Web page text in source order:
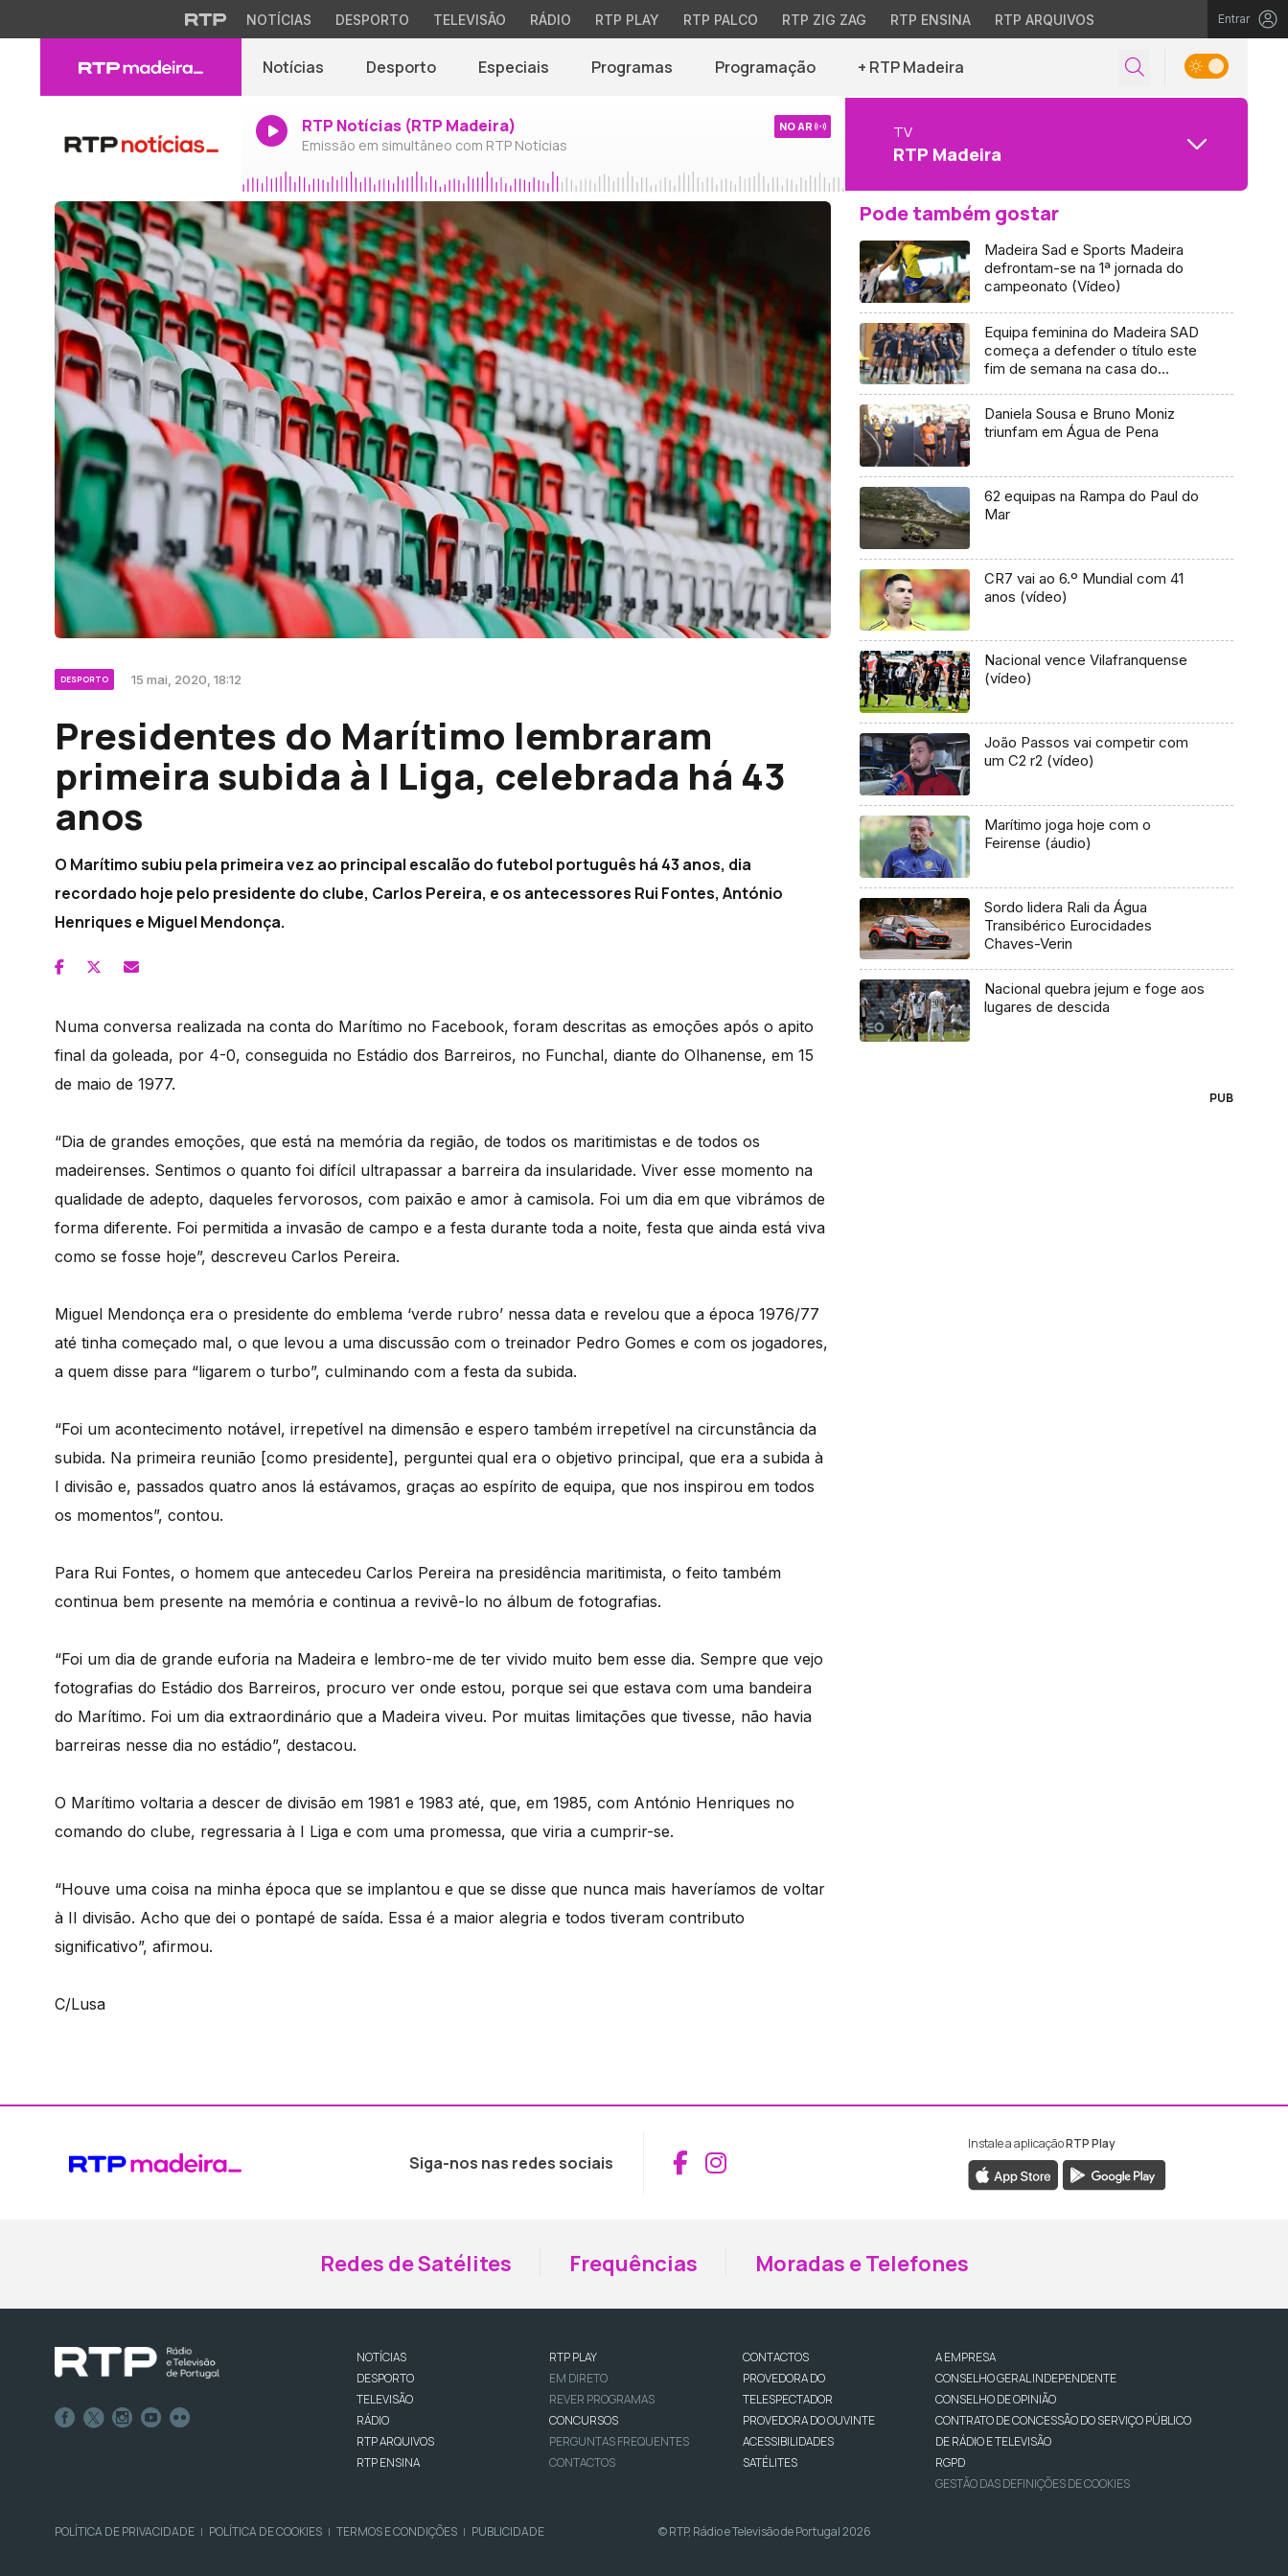
NOTÍCIAS DESPORTO TELEVISÃO RÁDIO RTP PLAY RTP PALCO RTP ZIG ZAG RTP ENSINA RTP ARQUIVOS Entrar
Notícias Desporto Especiais Programas Programação + RTP Madeira
RTP Notícias (RTP Madeira)
Emissão em simultâneo com RTP Notícias
NO AR TV
RTP Madeira
DESPORTO 15 mai, 2020, 18:12
Presidentes do Marítimo lembraram
primeira subida à I Liga, celebrada há 43
anos
O Marítimo subiu pela primeira vez ao principal escalão do futebol português há 43 anos, dia
recordado hoje pelo presidente do clube, Carlos Pereira, e os antecessores Rui Fontes, António
Henriques e Miguel Mendonça.
Numa conversa realizada na conta do Marítimo no Facebook, foram descritas as emoções após o apito
final da goleada, por 4-0, conseguida no Estádio dos Barreiros, no Funchal, diante do Olhanense, em 15
de maio de 1977.
“Dia de grandes emoções, que está na memória da região, de todos os maritimistas e de todos os
madeirenses. Sentimos o quanto foi difícil ultrapassar a barreira da insularidade. Viver esse momento na
qualidade de adepto, daqueles fervorosos, com paixão e amor à camisola. Foi um dia em que vibrámos de
forma diferente. Foi permitida a invasão de campo e a festa durante toda a noite, festa que ainda está viva
como se fosse hoje”, descreveu Carlos Pereira.
Miguel Mendonça era o presidente do emblema ‘verde rubro’ nessa data e revelou que a época 1976/77
até tinha começado mal, o que levou a uma discussão com o treinador Pedro Gomes e com os jogadores,
a quem disse para “ligarem o turbo”, culminando com a festa da subida.
“Foi um acontecimento notável, irrepetível na dimensão e espero também irrepetível na circunstância da
subida. Na primeira reunião [como presidente], perguntei qual era o objetivo principal, que era a subida à
I divisão e, passados quatro anos lá estávamos, graças ao espírito de equipa, que nos inspirou em todos
os momentos”, contou.
Para Rui Fontes, o homem que antecedeu Carlos Pereira na presidência maritimista, o feito também
continua bem presente na memória e continua a revivê-lo no álbum de fotografias.
“Foi um dia de grande euforia na Madeira e lembro-me de ter vivido muito bem esse dia. Sempre que vejo
fotografias do Estádio dos Barreiros, procuro ver onde estou, porque sei que estava com uma bandeira
do Marítimo. Foi um dia extraordinário que a Madeira viveu. Por muitas limitações que tivesse, não havia
barreiras nesse dia no estádio”, destacou.
O Marítimo voltaria a descer de divisão em 1981 e 1983 até, que, em 1985, com António Henriques no
comando do clube, regressaria à I Liga e com uma promessa, que viria a cumprir-se.
“Houve uma coisa na minha época que se implantou e que se disse que nunca mais haveríamos de voltar
à II divisão. Acho que dei o pontapé de saída. Essa é a maior alegria e todos tiveram contributo
significativo”, afirmou.
C/Lusa
Pode também gostar
Madeira Sad e Sports Madeira
defrontam-se na 1ª jornada do
campeonato (Vídeo)
Equipa feminina do Madeira SAD
começa a defender o título este
fim de semana na casa do
Daniela Sousa e Bruno Moniz
triunfam em Água de Pena
62 equipas na Rampa do Paul do
Mar
CR7 vai ao 6.º Mundial com 41
anos (vídeo)
Nacional vence Vilafranquense
(vídeo)
João Passos vai competir com
um C2 r2 (vídeo)
Marítimo joga hoje com o
Feirense (áudio)
Sordo lidera Rali da Água
Transibérico Eurocidades
Chaves-Verin
Nacional quebra jejum e foge aos
lugares de descida
PUB
Siga-nos nas redes sociais Aceder ao Facebook da RTP Madeira
Aceder ao Instagram da RTP Madeira
Instale a aplicaçãoRTP Play
Redes de Satélites Frequências Moradas e Telefones
NOTÍCIAS
DESPORTO
TELEVISÃO
RÁDIO
RTP ARQUIVOS
RTP ENSINA
RTP PLAY
EM DIRETO
REVER PROGRAMAS
CONCURSOS
PERGUNTAS FREQUENTES
CONTACTOS
CONTACTOS
PROVEDORA DO
TELESPECTADOR
PROVEDORA DO OUVINTE
ACESSIBILIDADES
SATÉLITES
A EMPRESA
CONSELHO GERAL INDEPENDENTE
CONSELHO DE OPINIÃO
CONTRATO DE CONCESSÃO DO SERVIÇO PÚBLICO
DE RÁDIO E TELEVISÃO
RGPD
GESTÃO DAS DEFINIÇÕES DE COOKIES
POLÍTICA DE PRIVACIDADE | POLÍTICA DE COOKIES | TERMOS E CONDIÇÕES | PUBLICIDADE © RTP, Rádio e Televisão de Portugal 2026